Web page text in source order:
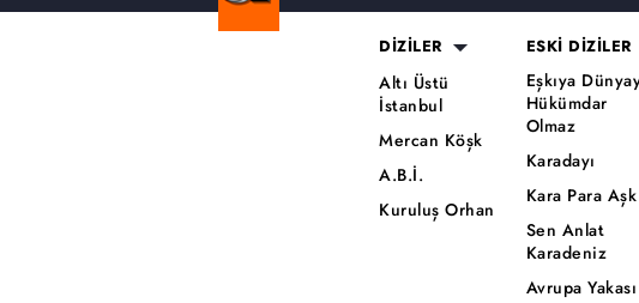
DİZİLER
Altı Üstü
İstanbul
Mercan Köşk
A.B.İ.
Kuruluş Orhan
ESKİ DİZİLER
Eşkıya
Hükümdar
Olmaz
Karadayı
Kara Para Aşk
Sen Anlat
Karadeniz
Avrupa Yakası